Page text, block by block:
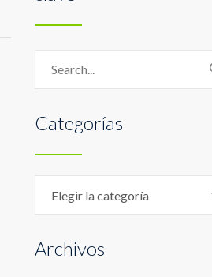
Categorías
Elegir la categoría
Archivos